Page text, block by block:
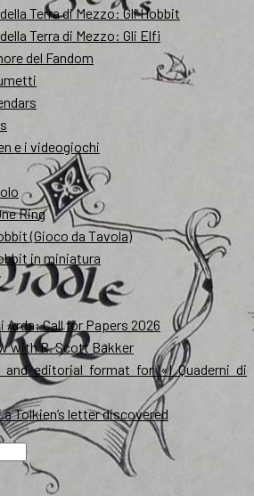
Terra di Mezzo: Gli Hobbit
Terra di Mezzo: Gli Elfi
del Fandom
e i videogiochi
Ring
(Gioco da Tavola)
in miniatura
Arda: Call for Papers 2026
with R. Scott Bakker
and editorial format for «I Quaderni di
Tolkien’s letter discovered